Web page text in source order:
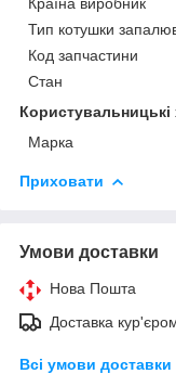
Тип котушки
Код запчастини
Стан
Користувальницькі
Марка
Приховати
Умови доставки
Нова Пошта
Доставка
Всі умови доставки